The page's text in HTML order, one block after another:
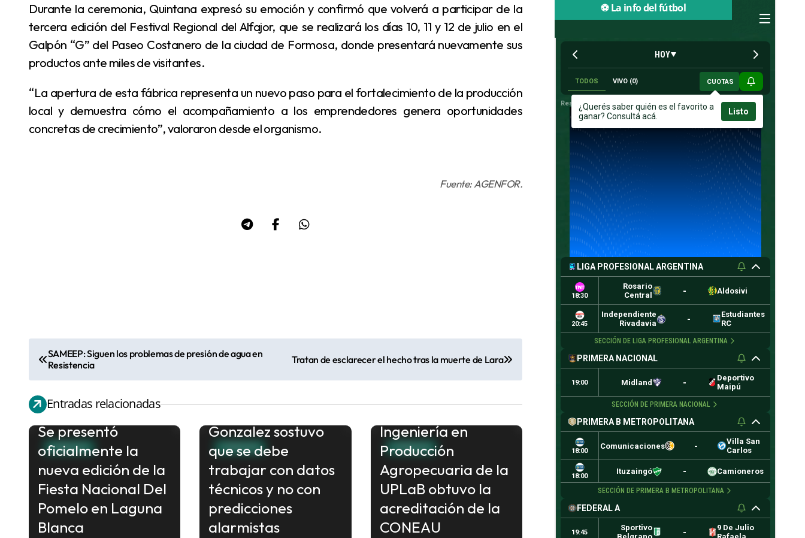
Durante la ceremonia, Quintana expresó su emoción y confirmó que volverá a participar de la
tercera edición del Festival Regional del Alfajor, que se realizará los días 10, 11 y 12 de julio en el
Galpón “G” del Paseo Costanero de la ciudad de Formosa, donde presentará nuevamente sus
productos ante miles de visitantes.
“La apertura de esta fábrica representa un nuevo paso para el fortalecimiento de la producción
local y demuestra cómo el acompañamiento a los emprendedores genera oportunidades
concretas de crecimiento”, valoraron desde el organismo.
Fuente: AGENFOR.
a
v
e
g
SAMEEP: Siguen los problemas de presión de agua en
Resistencia
Tratan de esclarecer el hecho tras la muerte de Lara
Entradas relacionadas
FORMOSA
Se presentó
oficialmente la
nueva edición de la
Fiesta Nacional Del
Pomelo en Laguna
Blanca
FORMOSA
Gonzalez sostuvo
que se debe
trabajar con datos
técnicos y no con
predicciones
alarmistas
FORMOSA
Ingeniería en
Producción
Agropecuaria de la
UPLaB obtuvo la
acreditación de la
CONEAU
⚽ La info del fútbol